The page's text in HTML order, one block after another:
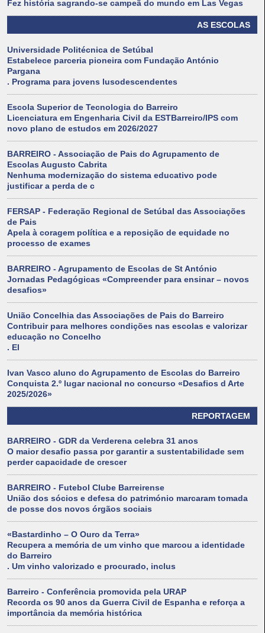
Fez história sagrando-se campeã do mundo em Las Vegas
AS ESCOLAS
Universidade Politécnica de Setúbal
Estabelece parceria pioneira com Fundação António
Pargana
. Programa para jovens lusodescendentes
Escola Superior de Tecnologia do Barreiro
Licenciatura em Engenharia Civil da ESTBarreiro/IPS com
novo plano de estudos em 2026/2027
BARREIRO - Associação de Pais do Agrupamento de
Escolas Augusto Cabrita
Nenhuma modernização do sistema educativo pode
justificar a perda de c
FERSAP - Federação Regional de Setúbal das Associações
de Pais
Apela à coragem política e a reposição de equidade no
processo de exames
BARREIRO - Agrupamento de Escolas de St António
Jornadas Pedagógicas «Compreender para ensinar – novos
desafios»
União Concelhia das Associações de Pais do Barreiro
Contribuir para melhores condições nas escolas e valorizar
educação no Concelho
. El
Ivan Vasco aluno do Agrupamento de Escolas do Barreiro
Conquista 2.º lugar nacional no concurso «Desafios d Arte
2025/2026»
REPORTAGEM
BARREIRO - GDR da Verderena celebra 31 anos
O maior desafio passa por garantir a sustentabilidade sem
perder capacidade de crescer
BARREIRO - Futebol Clube Barreirense
União dos sócios e defesa do património marcaram tomada
de posse dos novos órgãos sociais
«Bastardinho – O Ouro da Terra»
Recupera a memória de um vinho que marcou a identidade
do Barreiro
. Um vinho valorizado e procurado, inclus
Barreiro - Conferência promovida pela URAP
Recorda os 90 anos da Guerra Civil de Espanha e reforça a
importância da memória histórica